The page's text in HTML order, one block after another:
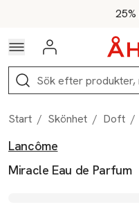
Hoppa till navigationsmenyn
För
Logga in
Sök
Start / Skönhet / Doft /
Produktbilder
Hoppa över bildspelet
Lancôme
Miracle Eau de Parfum
Produktinformation